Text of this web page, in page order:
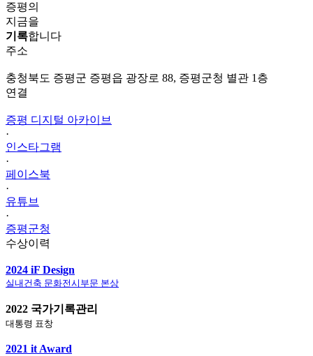
증평의
지금을
기록합니다
주소
충청북도 증평군 증평읍 광장로 88, 증평군청 별관 1층
연결
증평 디지털 아카이브
·
인스타그램
·
페이스북
·
유튜브
·
증평군청
수상이력
2024 iF Design
실내건축 문화전시부문 본상
2022 국가기록관리
대통령 표창
2021 it Award